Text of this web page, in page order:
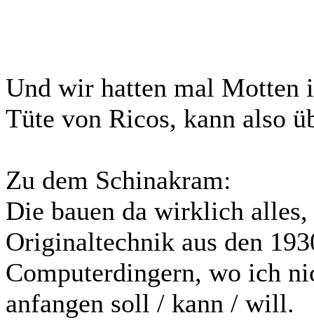
Und wir hatten mal Motten
Tüte von Ricos, kann also
Zu dem Schinakram:
Die bauen da wirklich
Originaltechnik aus den
Computerdingern, wo ich
anfangen soll / kann / will.